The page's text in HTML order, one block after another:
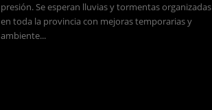
presión. Se esperan lluvias y tormentas organizadas
en toda la provincia con mejoras temporarias y
ambiente...